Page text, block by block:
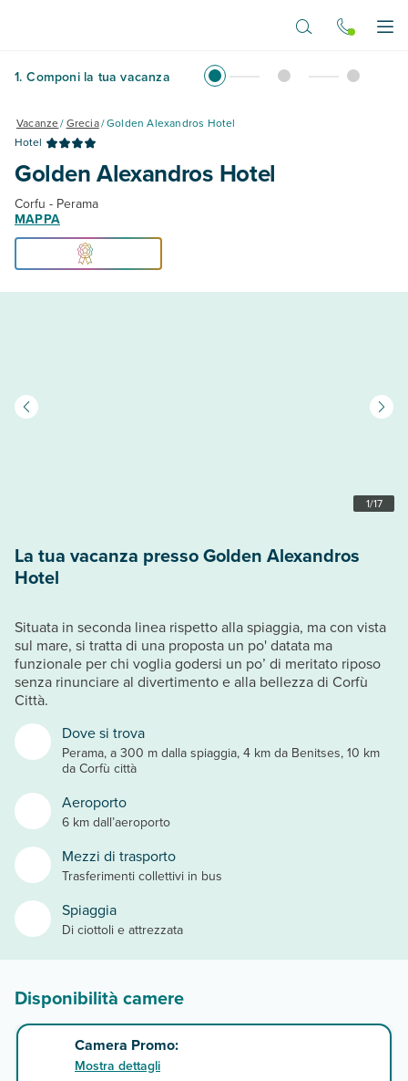
1. Componi la tua vacanza
Vacanze/Grecia/Golden Alexandros Hotel
Hotel
Golden Alexandros Hotel
Corfu - Perama
MAPPA
1/17
Dove si trova
Perama, a 300 m dalla spiaggia, 4 km da Benitses, 10 km
da Corfù città
Aeroporto
6 km dall’aeroporto
Mezzi di trasporto
Trasferimenti collettivi in bus
Spiaggia
Di ciottoli e attrezzata
La tua vacanza presso Golden Alexandros
Hotel
Situata in seconda linea rispetto alla spiaggia, ma con vista
sul mare, si tratta di una proposta un po' datata ma
funzionale per chi voglia godersi un po’ di meritato riposo
senza rinunciare al divertimento e alla bellezza di Corfù
Città.
Disponibilità camere
Camera Promo:
Mostra dettagli